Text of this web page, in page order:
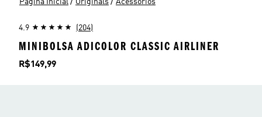
Página Inicial Originals Acessórios
4.9 (204)
MINIBOLSA ADICOLOR CLASSIC AIRLINER
Preço
R$149,99